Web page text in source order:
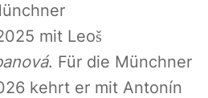
mit Leoš
. Für die Münchner
kehrt er mit Antonín